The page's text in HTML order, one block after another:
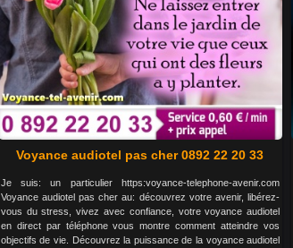
Voyance audiotel pas cher 0892 22 20 33
Je suis: un particulier https:voyance-telephone-avenir.com
Voyance audiotel pas cher au: découvrez votre avenir, libérez-
vous du stress, vivez avec confiance, votre voyance audiotel
en direct par téléphone vous montre comment atteindre vos
objectifs de vie. Découvrez la puissance de la voyance audiotel